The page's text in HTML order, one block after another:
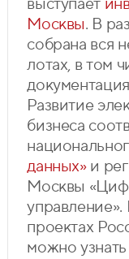
Москвы. В
собрана вся
лотах, в том
Развитие
бизнеса
данных»и
Москвы
проектах
можно узнать